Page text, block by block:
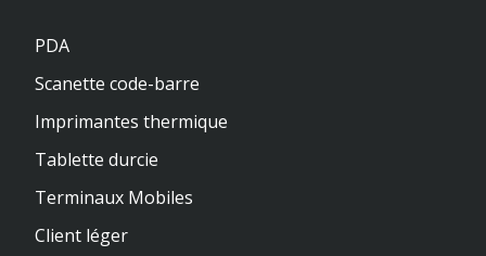
PDA
Scanette code-barre
Imprimantes thermique
Tablette durcie
Terminaux Mobiles
Client léger